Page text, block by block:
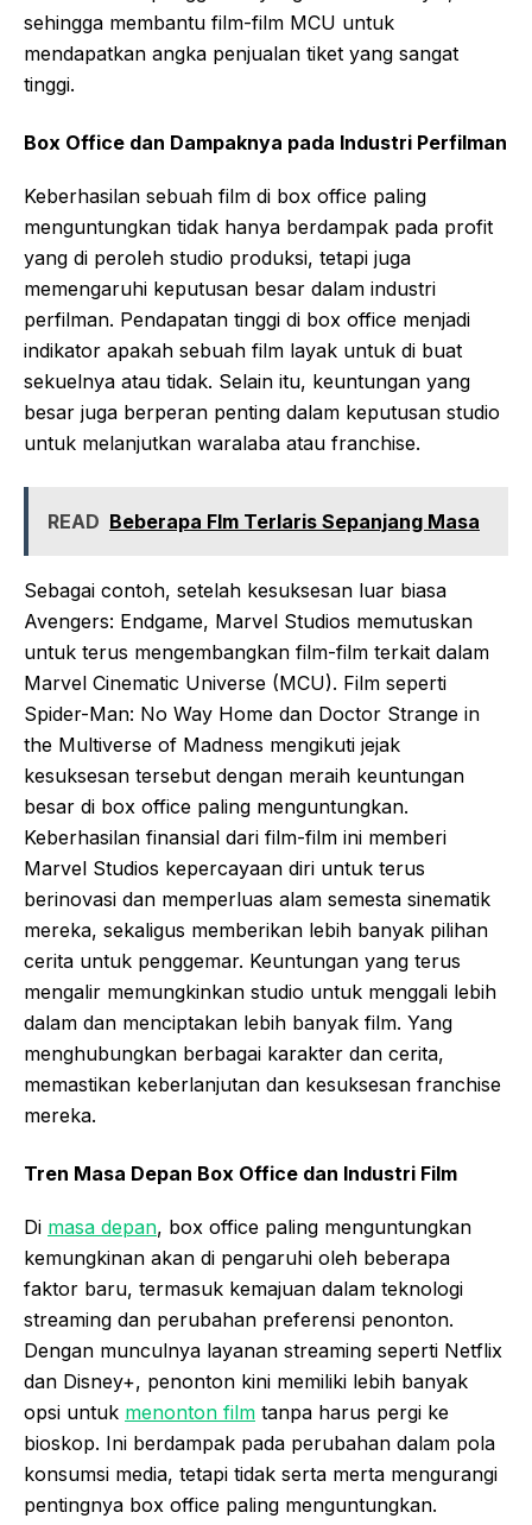
sehingga membantu film-film MCU untuk
mendapatkan angka penjualan tiket yang sangat
tinggi.
Box Office dan Dampaknya pada Industri Perfilman
Keberhasilan sebuah film di box office paling
menguntungkan tidak hanya berdampak pada profit
yang di peroleh studio produksi, tetapi juga
memengaruhi keputusan besar dalam industri
perfilman. Pendapatan tinggi di box office menjadi
indikator apakah sebuah film layak untuk di buat
sekuelnya atau tidak. Selain itu, keuntungan yang
besar juga berperan penting dalam keputusan studio
untuk melanjutkan waralaba atau franchise.
READ Beberapa Flm Terlaris Sepanjang Masa
Sebagai contoh, setelah kesuksesan luar biasa
Avengers: Endgame, Marvel Studios memutuskan
untuk terus mengembangkan film-film terkait dalam
Marvel Cinematic Universe (MCU). Film seperti
Spider-Man: No Way Home dan Doctor Strange in
the Multiverse of Madness mengikuti jejak
kesuksesan tersebut dengan meraih keuntungan
besar di box office paling menguntungkan.
Keberhasilan finansial dari film-film ini memberi
Marvel Studios kepercayaan diri untuk terus
berinovasi dan memperluas alam semesta sinematik
mereka, sekaligus memberikan lebih banyak pilihan
cerita untuk penggemar. Keuntungan yang terus
mengalir memungkinkan studio untuk menggali lebih
dalam dan menciptakan lebih banyak film. Yang
menghubungkan berbagai karakter dan cerita,
memastikan keberlanjutan dan kesuksesan franchise
mereka.
Tren Masa Depan Box Office dan Industri Film
Di masa depan, box office paling menguntungkan
kemungkinan akan di pengaruhi oleh beberapa
faktor baru, termasuk kemajuan dalam teknologi
streaming dan perubahan preferensi penonton.
Dengan munculnya layanan streaming seperti Netflix
dan Disney+, penonton kini memiliki lebih banyak
opsi untuk menonton film tanpa harus pergi ke
bioskop. Ini berdampak pada perubahan dalam pola
konsumsi media, tetapi tidak serta merta mengurangi
pentingnya box office paling menguntungkan.